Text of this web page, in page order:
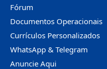
Fórum
Documentos Operacionais
Currículos Personalizados
WhatsApp & Telegram
Anuncie Aqui